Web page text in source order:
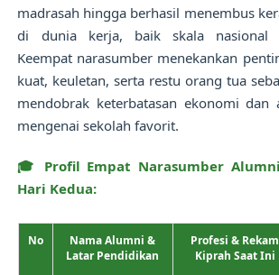
madrasah hingga berhasil menembus
di dunia kerja, baik skala nasional
Keempat narasumber menekankan
kuat, keuletan, serta restu orang tua
mendobrak keterbatasan ekonomi dan
mengenai sekolah favorit.
🎓 Profil Empat Narasumber
Hari Kedua:
No
Nama Alumni &
Latar Pendidikan
Profesi & Rekam
Kiprah Saat Ini